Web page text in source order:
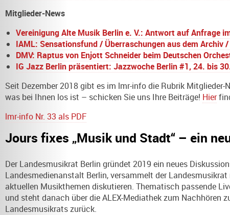
Mitglieder-News
Vereinigung Alte Musik Berlin e. V.: Antwort auf Anfrage
IAML: Sensationsfund / Überraschungen aus dem Archiv
DMV: Raptusvon Enjott Schneider beim Deutschen
IG Jazz Berlin präsentiert: Jazzwoche Berlin #1, 24. bis
Seit Dezember 2018 gibt es im lmr-info die Rubrik
was bei Ihnen los ist – schicken Sie uns Ihre Beiträge! Hier
lmr-info Nr. 33 als PDF
Jours fixes „Musik und Stadt“ – ein
Der Landesmusikrat Berlin gründet 2019 ein neues
Landesmedienanstalt Berlin, versammelt der
aktuellen Musikthemen diskutieren. Thematisch passende
und steht danach über die ALEX-Mediathek zum Nachhören
Landesmusikrats zurück.